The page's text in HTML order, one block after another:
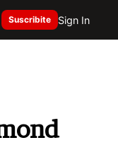
Suscribite Sign In